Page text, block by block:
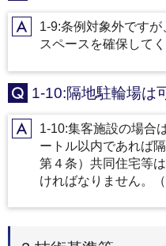
A1-9:条例対象外です
スペースを確保してく
Q 1-10:隔地駐輪場は
A1-10:集客施設の場合
ートル以内であれば
第４条）共同住宅等
ければなりません。（